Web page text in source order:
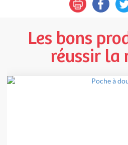
Les bons
réussir la